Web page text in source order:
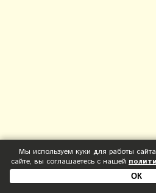
Мы используем куки для работы
сайте, вы соглашаетесь с нашей
ОК